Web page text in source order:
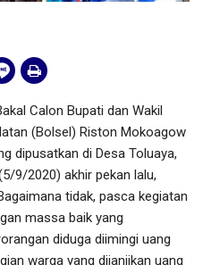
Calon Bupati dan Wakil
(Bolsel) Riston Mokoagow
dipusatkan di Desa Toluaya,
9/2020) akhir pekan lalu,
tidak, pasca kegiatan
massa baik yang
diduga diimingi uang
warga yang dijanjikan uang